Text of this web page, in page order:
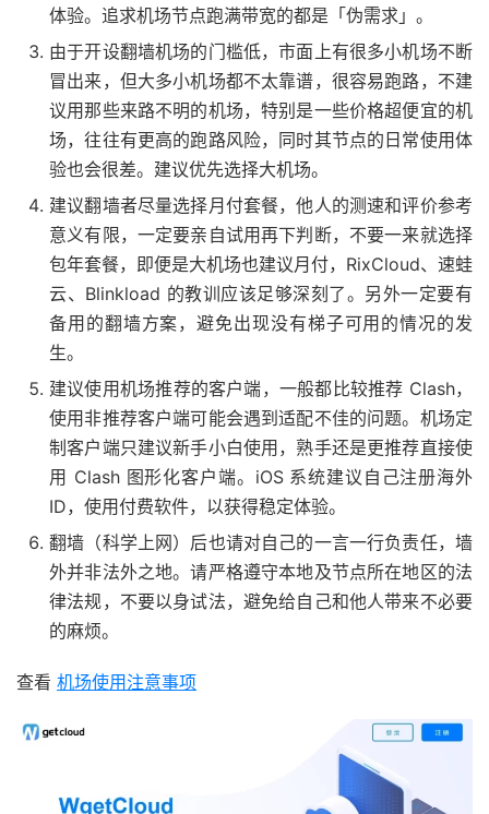
体验。追求机场节点跑满带宽的都是「伪需求」。
由于开设翻墙机场的门槛低，市面上有很多小机场不断
冒出来，但大多小机场都不太靠谱，很容易跑路，不建
议用那些来路不明的机场，特别是一些价格超便宜的机
场，往往有更高的跑路风险，同时其节点的日常使用体
验也会很差。建议优先选择大机场。
建议翻墙者尽量选择月付套餐，他人的测速和评价参考
意义有限，一定要亲自试用再下判断，不要一来就选择
包年套餐，即便是大机场也建议月付，RixCloud、速蛙
云、Blinkload 的教训应该足够深刻了。另外一定要有
备用的翻墙方案，避免出现没有梯子可用的情况的发
生。
建议使用机场推荐的客户端，一般都比较推荐 Clash，
使用非推荐客户端可能会遇到适配不佳的问题。机场定
制客户端只建议新手小白使用，熟手还是更推荐直接使
用 Clash 图形化客户端。iOS 系统建议自己注册海外
ID，使用付费软件，以获得稳定体验。
翻墙（科学上网）后也请对自己的一言一行负责任，墙
外并非法外之地。请严格遵守本地及节点所在地区的法
律法规，不要以身试法，避免给自己和他人带来不必要
的麻烦。
查看 机场使用注意事项